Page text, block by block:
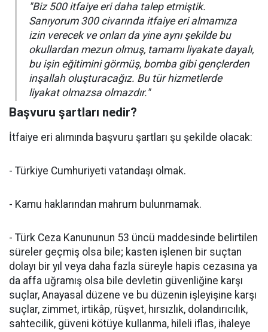
"Biz 500 itfaiye eri daha talep etmiştik.
Sanıyorum 300 civarında itfaiye eri almamıza
izin verecek ve onları da yine aynı şekilde bu
okullardan mezun olmuş, tamamı liyakate dayalı,
bu işin eğitimini görmüş, bomba gibi gençlerden
inşallah oluşturacağız. Bu tür hizmetlerde
liyakat olmazsa olmazdır."
Başvuru şartları nedir?
İtfaiye eri alımında başvuru şartları şu şekilde olacak:
- Türkiye Cumhuriyeti vatandaşı olmak.
- Kamu haklarından mahrum bulunmamak.
- Türk Ceza Kanununun 53 üncü maddesinde belirtilen
süreler geçmiş olsa bile; kasten işlenen bir suçtan
dolayı bir yıl veya daha fazla süreyle hapis cezasına ya
da affa uğramış olsa bile devletin güvenliğine karşı
suçlar, Anayasal düzene ve bu düzenin işleyişine karşı
suçlar, zimmet, irtikâp, rüşvet, hırsızlık, dolandırıcılık,
sahtecilik, güveni kötüye kullanma, hileli iflas, ihaleye